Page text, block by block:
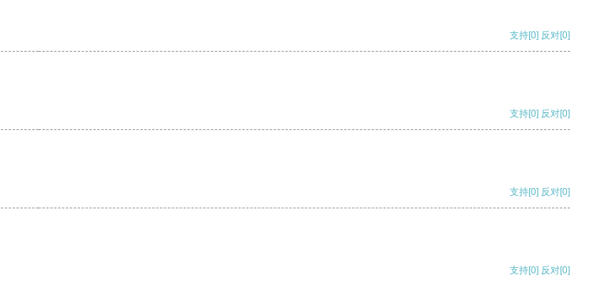
支持[0] 反对[0]
支持[0] 反对[0]
支持[0] 反对[0]
支持[0] 反对[0]